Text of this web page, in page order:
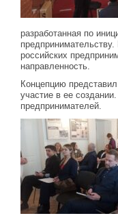
разработанная по
российских
направленность.
Концепцию
участие в ее
предпринимателей.